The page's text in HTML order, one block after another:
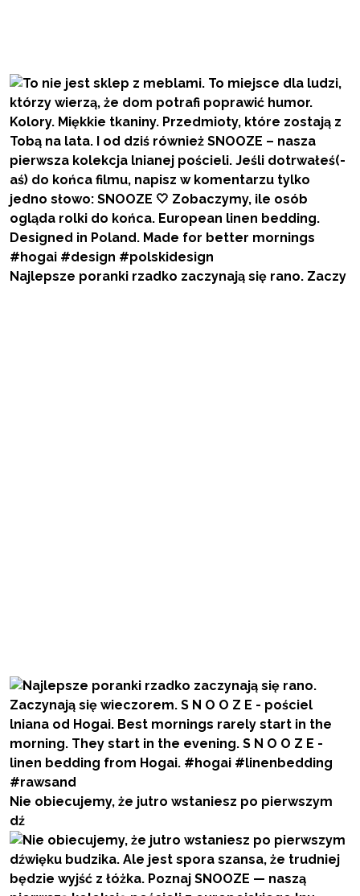
Najlepsze poranki rzadko zaczynają się rano. Zaczy
Nie obiecujemy, że jutro wstaniesz po pierwszym
dź